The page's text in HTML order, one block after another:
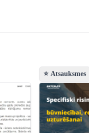
⭐ Atsauksmes